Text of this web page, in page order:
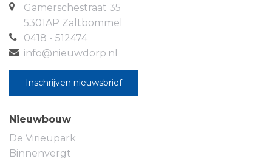
Gamerschestraat 35
5301AP Zaltbommel
0418 - 512474
info@nieuwdorp.nl
Inschrijven nieuwsbrief
Nieuwbouw
De Virieupark
Binnenvergt